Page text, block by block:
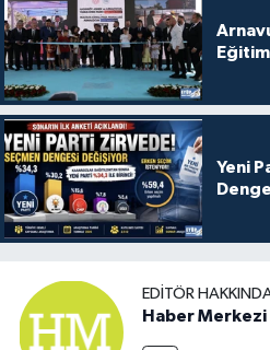
Yeni
EDITÖR
Haber Merkezi